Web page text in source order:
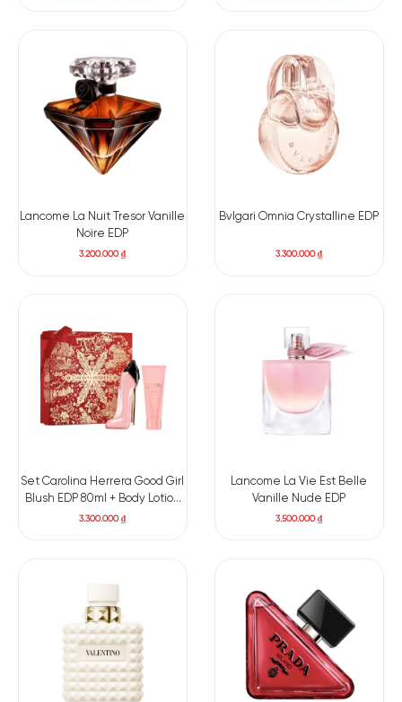
Lancome La Nuit Tresor Vanille
Noire EDP
3.200.000₫
Bvlgari Omnia Crystalline EDP
3.300.000₫
Set Carolina Herrera Good Girl
Blush EDP 80ml + Body Lotion
100ml
3.300.000₫
Lancome La Vie Est Belle
Vanille Nude EDP
3.500.000₫